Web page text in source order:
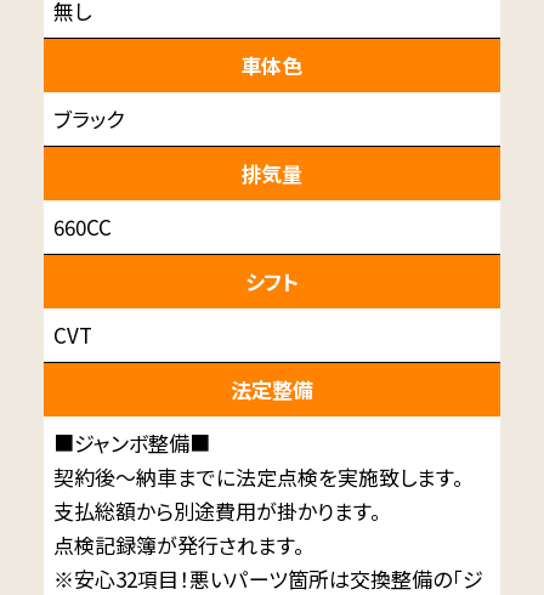
無し
車体色
ブラック
排気量
660CC
シフト
CVT
法定整備
■ジャンボ整備■
契約後～納車までに法定点検を実施致します。
支払総額から別途費用が掛かります。
点検記録簿が発行されます。
※安心32項目！悪いパーツ箇所は交換整備の「ジ